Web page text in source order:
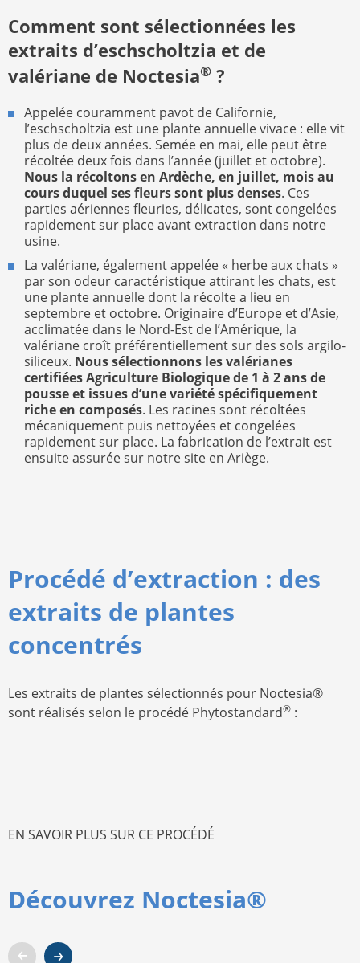
Comment sont sélectionnées les
extraits d’eschscholtzia et de
valériane de Noctesia® ?
Appelée couramment pavot de Californie,
l’eschscholtzia est une plante annuelle vivace : elle vit
plus de deux années. Semée en mai, elle peut être
récoltée deux fois dans l’année (juillet et octobre).
Nous la récoltons en Ardèche, en juillet, mois au
cours duquel ses fleurs sont plus denses. Ces
parties aériennes fleuries, délicates, sont congelées
rapidement sur place avant extraction dans notre
usine.
La valériane, également appelée « herbe aux chats »
par son odeur caractéristique attirant les chats, est
une plante annuelle dont la récolte a lieu en
septembre et octobre. Originaire d’Europe et d’Asie,
acclimatée dans le Nord-Est de l’Amérique, la
valériane croît préférentiellement sur des sols argilo-
siliceux. Nous sélectionnons les valérianes
certifiées Agriculture Biologique de 1 à 2 ans de
pousse et issues d’une variété spécifiquement
riche en composés. Les racines sont récoltées
mécaniquement puis nettoyées et congelées
rapidement sur place. La fabrication de l’extrait est
ensuite assurée sur notre site en Ariège.
Procédé d’extraction : des
extraits de plantes
concentrés
Les extraits de plantes sélectionnés pour Noctesia®
sont réalisés selon le procédé Phytostandard® :
EN SAVOIR PLUS SUR CE PROCÉDÉ
Découvrez Noctesia®